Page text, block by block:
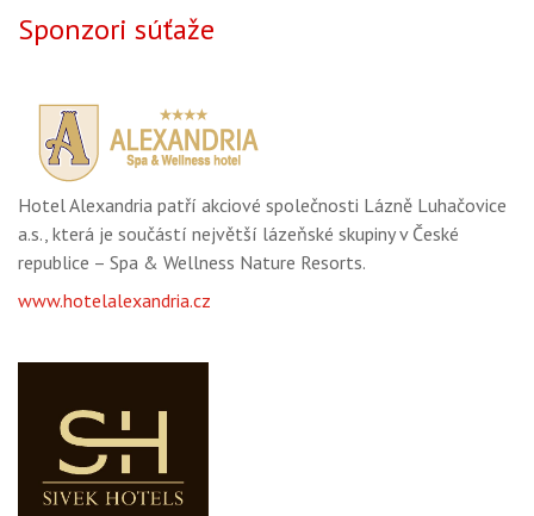
Sponzori súťaže
Hotel Alexandria patří akciové společnosti Lázně Luhačovice
a.s., která je součástí největší lázeňské skupiny v České
republice – Spa & Wellness Nature Resorts.
www.hotelalexandria.cz